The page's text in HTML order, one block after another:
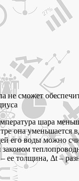
сможет
шара
она уменьшается
его воды можно
толщина, Δt –